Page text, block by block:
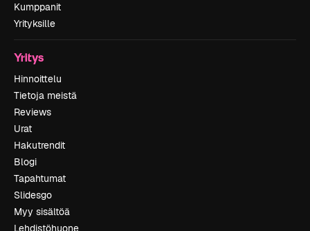
Kumppanit
Yrityksille
Yritys
Hinnoittelu
Tietoja meistä
Reviews
Urat
Hakutrendit
Blogi
Tapahtumat
Slidesgo
Myy sisältöä
Lehdistöhuone